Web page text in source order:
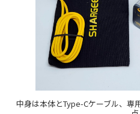
中身は本体とType-Cケーブル、専